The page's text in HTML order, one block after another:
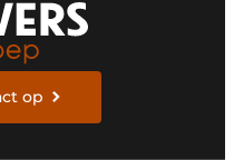
op